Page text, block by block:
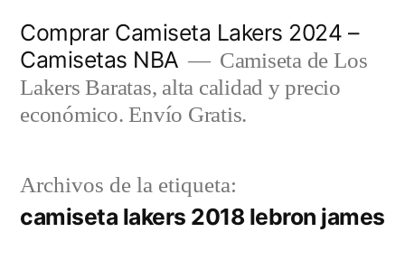
contenido
Comprar Camiseta Lakers 2024 –
Camisetas NBA
Camiseta de Los
Lakers Baratas, alta calidad y precio
económico. Envío Gratis.
Archivos de la etiqueta:
camiseta lakers 2018 lebron james